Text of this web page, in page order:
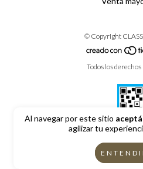
Al navegar por este sitio
agilizar tu
© Copyright
Todos los
Defensa de las y los consumidores.